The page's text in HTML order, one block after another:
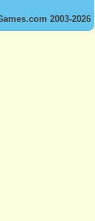
2003-2026